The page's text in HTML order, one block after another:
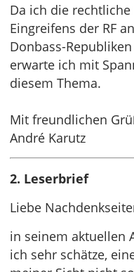
Da ich die
Eingreifens der RF
Donbass-
erwarte ich mit
diesem Thema.
Mit freundlichen
André Karutz
2. Leserbrief
Liebe
in seinem aktuellen
ich sehr schätze,